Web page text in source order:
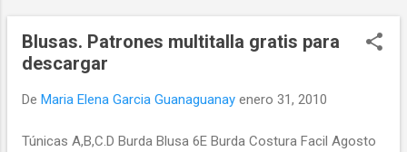
Blusas. Patrones multitalla gratis para
descargar
De Maria Elena Garcia Guanaguanay enero 31, 2010
Túnicas A,B,C.D Burda Blusa 6E Burda Costura Facil Agosto